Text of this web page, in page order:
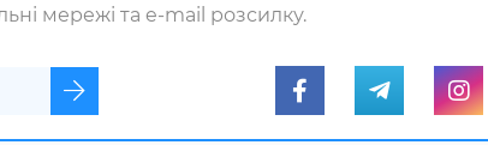
мережі та e-mail розсилку.